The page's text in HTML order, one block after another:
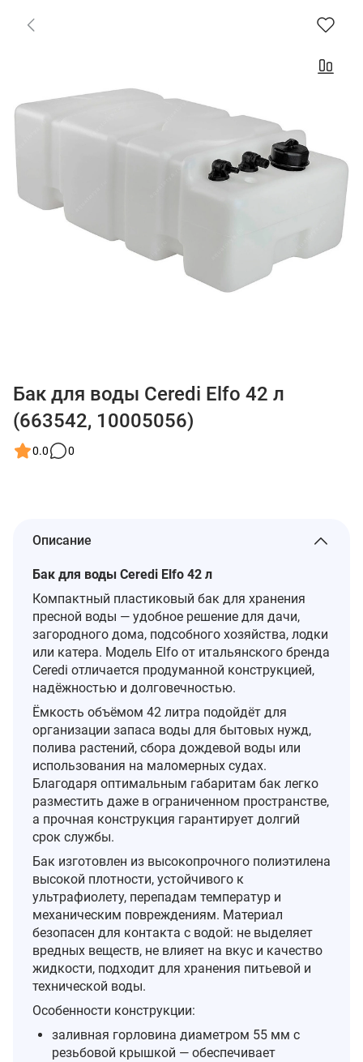
Бак для воды Ceredi Elfo 42 л
(663542, 10005056)
0.0 0
Описание
Бак для воды Ceredi Elfo 42 л
Компактный пластиковый бак для хранения
пресной воды — удобное решение для дачи,
загородного дома, подсобного хозяйства, лодки
или катера. Модель Elfo от итальянского бренда
Ceredi отличается продуманной конструкцией,
надёжностью и долговечностью.
Ёмкость объёмом 42 литра подойдёт для
организации запаса воды для бытовых нужд,
полива растений, сбора дождевой воды или
использования на маломерных судах.
Благодаря оптимальным габаритам бак легко
разместить даже в ограниченном пространстве,
а прочная конструкция гарантирует долгий
срок службы.
Бак изготовлен из высокопрочного полиэтилена
высокой плотности, устойчивого к
ультрафиолету, перепадам температур и
механическим повреждениям. Материал
безопасен для контакта с водой: не выделяет
вредных веществ, не влияет на вкус и качество
жидкости, подходит для хранения питьевой и
технической воды.
Особенности конструкции:
заливная горловина диаметром 55 мм с
резьбовой крышкой — обеспечивает